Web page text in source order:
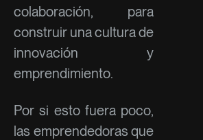
colaboración, para
construir una cultura de
innovación y
emprendimiento.
Por si esto fuera poco,
las emprendedoras que